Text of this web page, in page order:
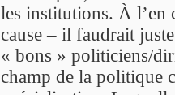
les institutions. À l’en
cause – il faudrait
« bons » politiciens/
champ de la politique